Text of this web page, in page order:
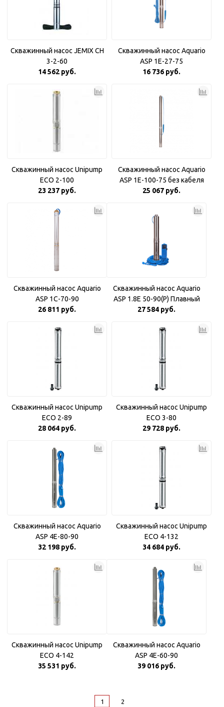
Скважинный насос JEMIX CH
3-2-60
14 562 руб.
Скважинный насос Aquario
ASP 1E-27-75
16 736 руб.
Скважинный насос Unipump
ECO 2-100
23 237 руб.
Скважинный насос Aquario
ASP 1E-100-75 без кабеля
25 067 руб.
Скважинный насос Aquario
ASP 1С-70-90
26 811 руб.
Скважинный насос Aquario
ASP 1.8Е 50-90(P) Плавный
пуск
27 584 руб.
Скважинный насос Unipump
ECO 2-89
28 064 руб.
Скважинный насос Unipump
ECO 3-80
29 728 руб.
Скважинный насос Aquario
ASP 4E-80-90
32 198 руб.
Скважинный насос Unipump
ECO 4-132
34 684 руб.
Скважинный насос Unipump
ECO 4-142
35 531 руб.
Скважинный насос Aquario
ASP 4E-60-90
39 016 руб.
1 2